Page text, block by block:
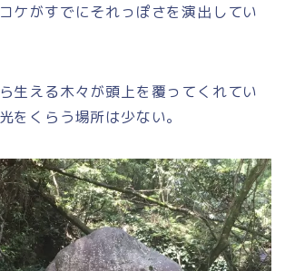
ケがすでにそれっぽさを演出してい
生える木々が頭上を覆ってくれてい
をくらう場所は少ない。